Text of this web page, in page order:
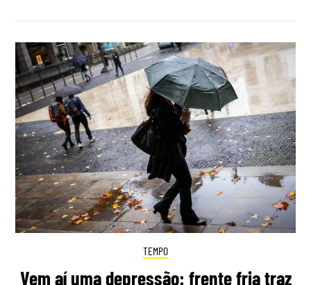
TEMPO
Vem aí uma depressão: frente fria traz